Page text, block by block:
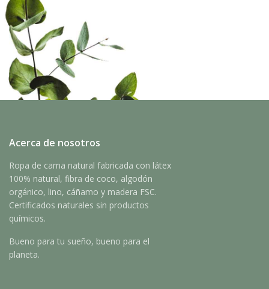
Acerca de nosotros
Ropa de cama natural fabricada con látex
100% natural, fibra de coco, algodón
orgánico, lino, cáñamo y madera FSC.
Certificados naturales sin productos
químicos.
Bueno para tu sueño, bueno para el
planeta.